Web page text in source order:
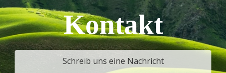
Kontakt
Schreib uns eine Nachricht